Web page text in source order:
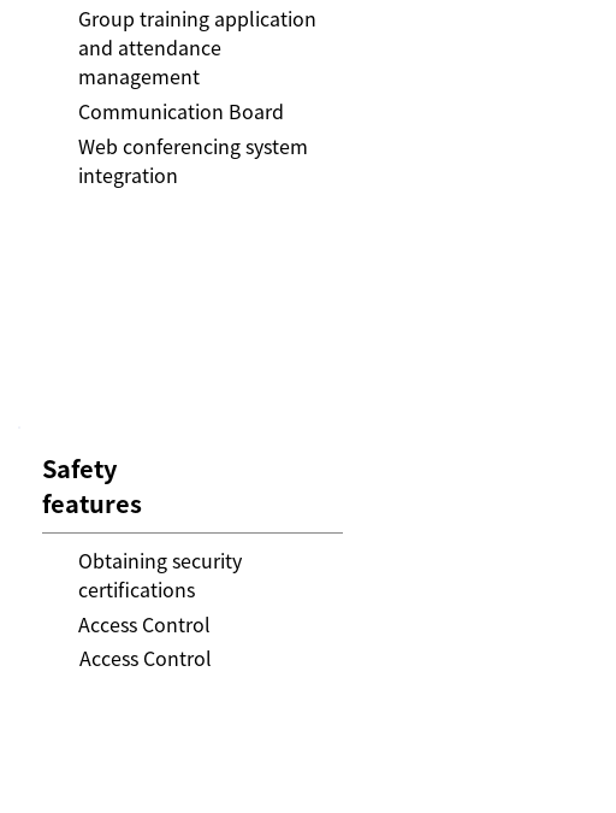
Group training application
and attendance
management
Communication Board
Web conferencing system
integration
Safety
features
Obtaining security
certifications
Access Control
Access Control